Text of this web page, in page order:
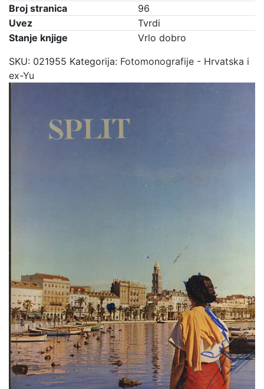
Broj stranica
96
Uvez
Tvrdi
Stanje knjige
Vrlo dobro
SKU: 021955 Kategorija: Fotomonografije - Hrvatska i
ex-Yu